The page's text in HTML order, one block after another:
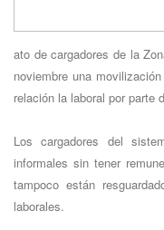
ato de cargadores de la
noviembre una
relación la laboral por parte
Los cargadores del
informales sin tener
tampoco están
laborales.